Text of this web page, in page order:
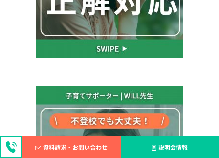
資料請求・お問い合わせ 説明会情報